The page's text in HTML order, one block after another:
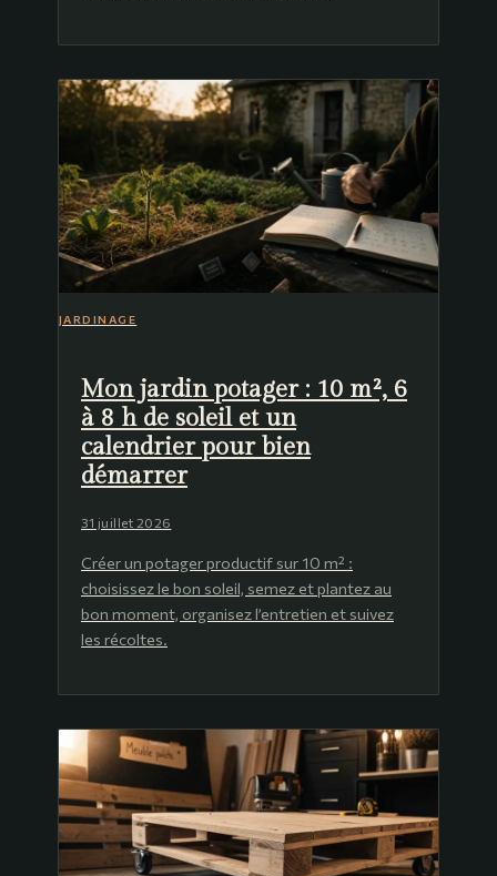
JARDINAGE
Mon jardin potager : 10 m², 6
à 8 h de soleil et un
calendrier pour bien
démarrer
31 juillet 2026
Créer un potager productif sur 10 m² :
choisissez le bon soleil, semez et plantez au
bon moment, organisez l’entretien et suivez
les récoltes.